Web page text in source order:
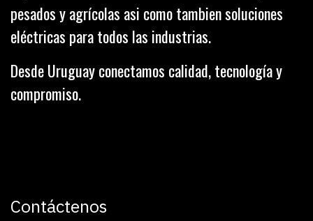
pesados y agrícolas asi como tambien soluciones
eléctricas para todos las industrias.
Desde Uruguay conectamos calidad, tecnología y
compromiso.
Contáctenos